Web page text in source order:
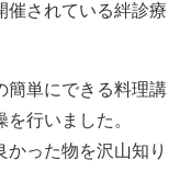
催されている絆診療
簡単にできる料理講
行いました。
かった物を沢山知り